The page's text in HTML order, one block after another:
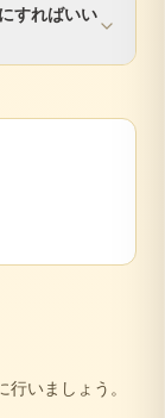
すればいい
ります。
いましょう。